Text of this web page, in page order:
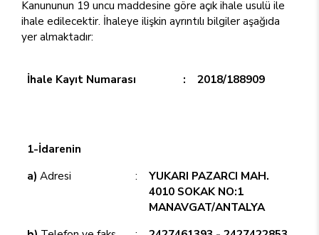
Kanununun 19 uncu maddesine göre açık ihale usulü ile
ihale edilecektir. İhaleye ilişkin ayrıntılı bilgiler aşağıda
yer almaktadır:
İhale Kayıt Numarası : 2018/188909
1-İdarenin
a) Adresi :
YUKARI PAZARCI MAH.
4010 SOKAK NO:1
MANAVGAT/ANTALYA